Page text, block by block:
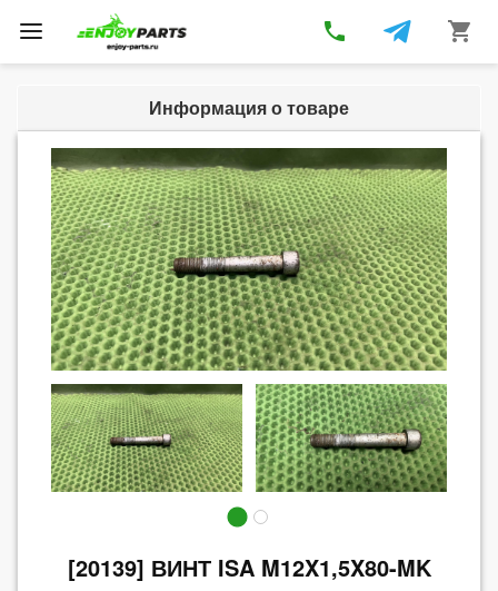
Toggle
navigation
phone shopping_cart
Информация о товаре
[20139] ВИНТ ISA M12X1,5X80-MK